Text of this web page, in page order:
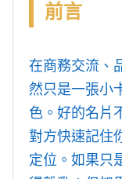
前言
在商務交流、
然只是一張小
色。好的名片
對方快速記住
定位。如果只